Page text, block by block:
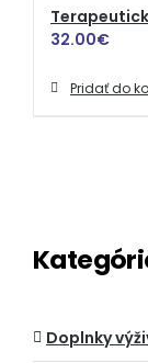
32.00€
Pridať do
Doplnky